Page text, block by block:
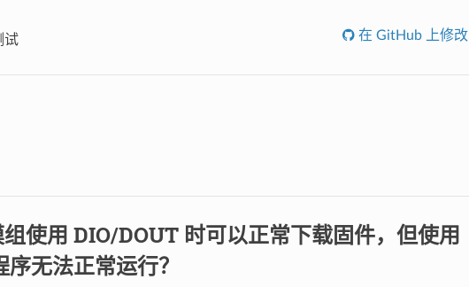
试 在 GitHub 上修改
使用 DIO/DOUT 时可以正常下载固件，但使用
无法正常运行？